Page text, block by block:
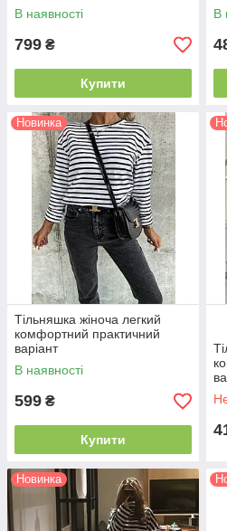
В наявності
799 ₴
Купити
В
Новинка
Тільняшка жіноча легкий
комфортний практичний
варіант
В наявності
599 ₴
Купити
Новинка